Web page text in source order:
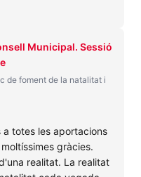
Municipal. Sessió
de foment de la natalitat i
a totes les aportacions
gràcies.
realitat. La realitat